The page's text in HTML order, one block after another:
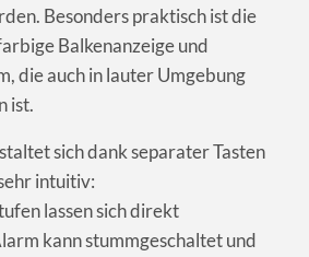
Besonders praktisch ist die
Balkenanzeige und
die auch in lauter Umgebung
ist.
sich dank separater Tasten
intuitiv:
lassen sich direkt
kann stummgeschaltet und